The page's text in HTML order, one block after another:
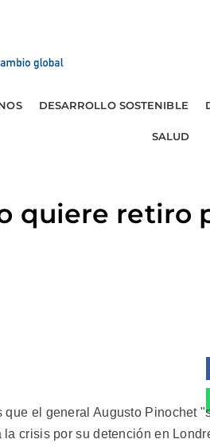
DESARROLLO SOSTENIBLE
SALUD
quiere
el general Augusto Pinochet
crisis por su detención en